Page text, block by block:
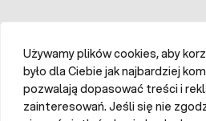
Używamy plików cookies, aby
było dla Ciebie jak najbardziej
pozwalają dopasować treści i
zainteresowań. Jeśli się nie